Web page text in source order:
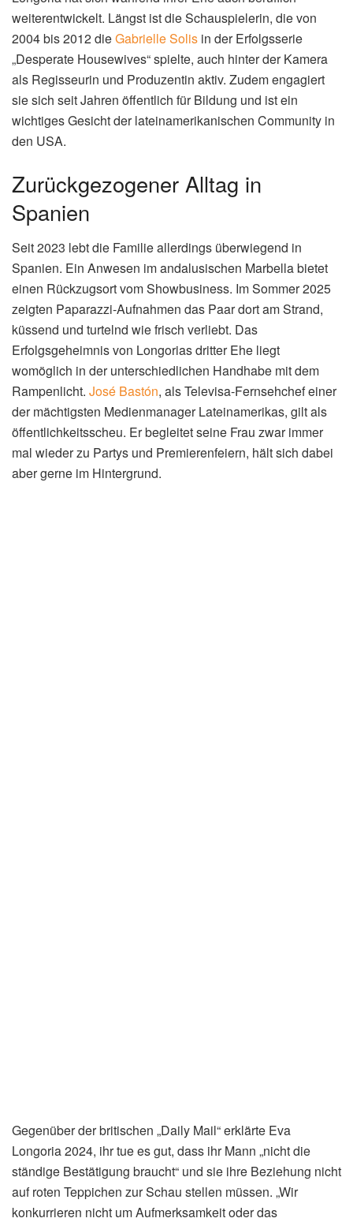
weiterentwickelt. Längst ist die Schauspielerin, die von
2004 bis 2012 dieGabrielle Solis in der Erfolgsserie
„Desperate Housewives“ spielte, auch hinter der Kamera
als Regisseurin und Produzentin aktiv. Zudem engagiert
sie sich seit Jahren öffentlich für Bildung und ist ein
wichtiges Gesicht der lateinamerikanischen Community in
den USA.
Zurückgezogener Alltag in
Spanien
Seit 2023 lebt die Familie allerdings überwiegend in
Spanien. Ein Anwesen im andalusischen Marbella bietet
einen Rückzugsort vom Showbusiness. Im Sommer 2025
zeigten Paparazzi-Aufnahmen das Paar dort am Strand,
küssend und turtelnd wie frisch verliebt. Das
Erfolgsgeheimnis von Longorias dritter Ehe liegt
womöglich in der unterschiedlichen Handhabe mit dem
Rampenlicht. José Bastón, als Televisa-Fernsehchef einer
der mächtigsten Medienmanager Lateinamerikas, gilt als
öffentlichkeitsscheu. Er begleitet seine Frau zwar immer
mal wieder zu Partys und Premierenfeiern, hält sich dabei
aber gerne im Hintergrund.
Gegenüber der britischen „Daily Mail“ erklärte Eva
Longoria 2024, ihr tue es gut, dass ihr Mann „nicht die
ständige Bestätigung braucht“ und sie ihre Beziehung nicht
auf roten Teppichen zur Schau stellen müssen. „Wir
konkurrieren nicht um Aufmerksamkeit oder das